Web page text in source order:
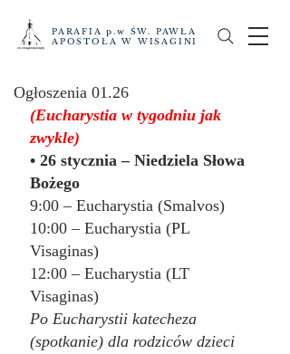
PARAFIA p.w ŚW. PAWŁA
APOSTOŁA W WISAGINI
Ogłoszenia 01.26
(Eucharystia w tygodniu jak
zwykle)
• 26 stycznia – Niedziela Słowa
Bożego
9:00 – Eucharystia (Smalvos)
10:00 – Eucharystia (PL
Visaginas)
12:00 – Eucharystia (LT
Visaginas)
Po Eucharystii katecheza
(spotkanie) dla rodziców dzieci